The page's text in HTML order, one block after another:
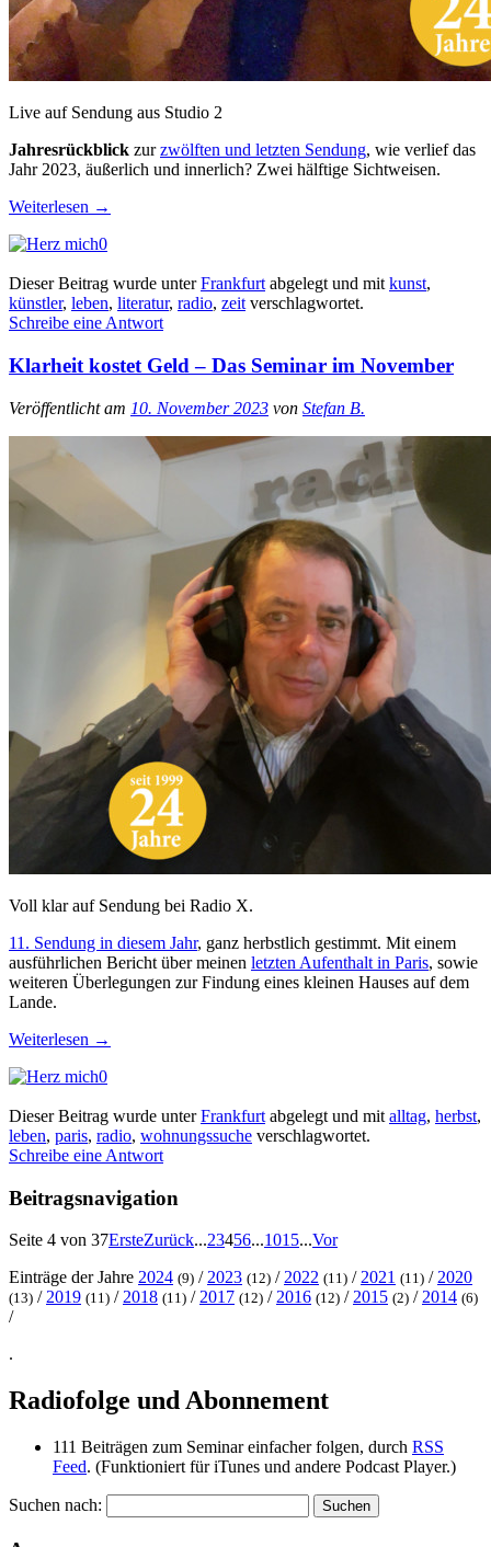
Live auf Sendung aus Studio 2
Jahresrückblick zurzwölften und letzten Sendung, wie verlief das
Jahr 2023, äußerlich und innerlich? Zwei hälftige Sichtweisen.
Weiterlesen →
0
Dieser Beitrag wurde unterFrankfurtabgelegt und mitkunst,
künstler, leben, literatur, radio, zeitverschlagwortet.
Schreibe eine Antwort
Klarheit kostet Geld – Das Seminar im November
Veröffentlicht am 10. November 2023 von Stefan B.
Voll klar auf Sendung bei Radio X.
11. Sendung in diesem Jahr, ganz herbstlich gestimmt. Mit einem
ausführlichen Bericht über meinen letzten Aufenthalt in Paris, sowie
weiteren Überlegungen zur Findung eines kleinen Hauses auf dem
Lande.
Weiterlesen →
0
Dieser Beitrag wurde unterFrankfurt abgelegt und mit alltag, herbst,
leben, paris, radio, wohnungssuche verschlagwortet.
Schreibe eine Antwort
Beitragsnavigation
Seite 4 von 37ErsteZurück...23456...1015...Vor
Einträge der Jahre 2024 (9) / 2023 (12) / 2022 (11) / 2021 (11) / 2020
(13) / 2019 (11) / 2018 (11) / 2017 (12) / 2016 (12) / 2015 (2) / 2014 (6)
/
.
Radiofolge und Abonnement
111 Beiträgen zum Seminar einfacher folgen, durch RSS
Feed. (Funktioniert für iTunes und andere Podcast Player.)
Suchen nach: